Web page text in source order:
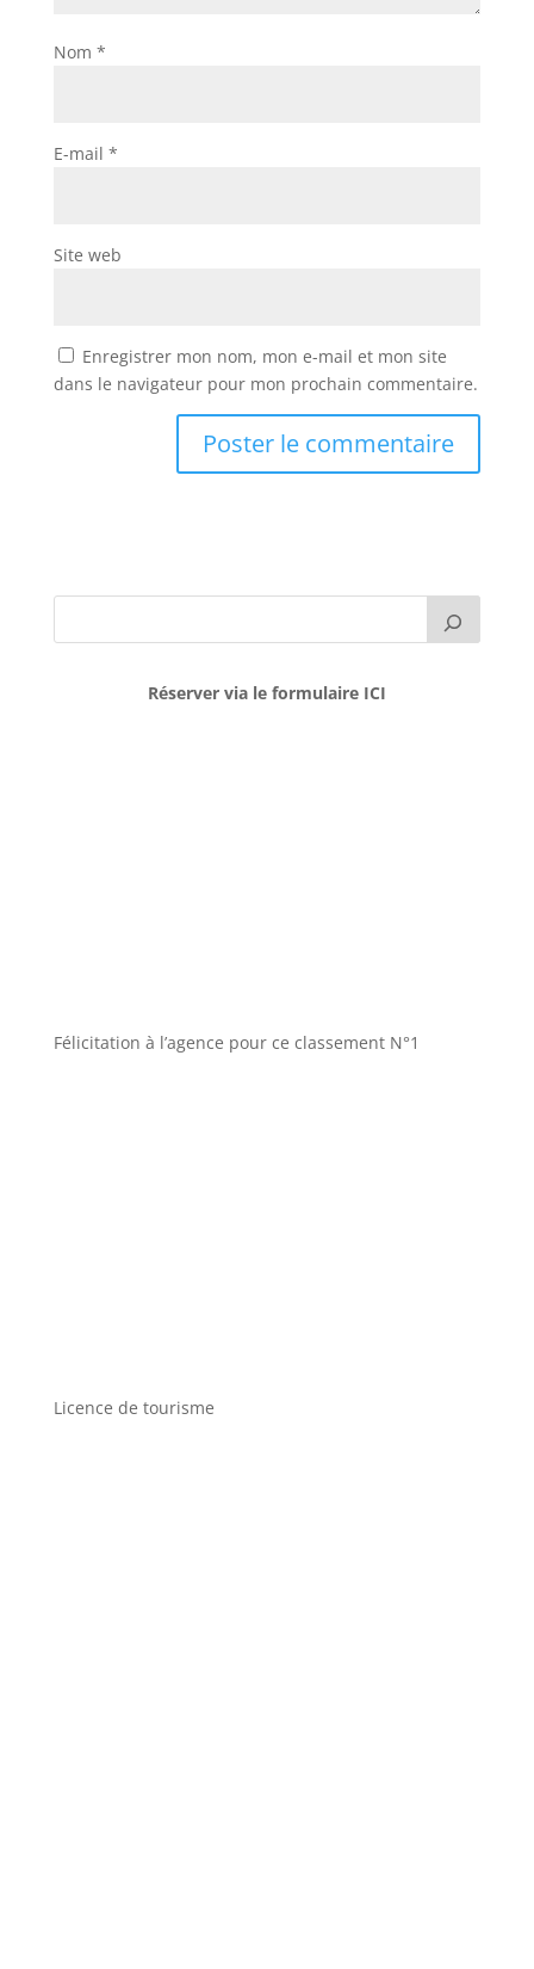
Nom *
E-mail *
Site web
Enregistrer mon nom, mon e-mail et mon site
dans le navigateur pour mon prochain commentaire.
Réserver via le formulaire ICI
Félicitation à l’agence pour ce classement N°1
Licence de tourisme